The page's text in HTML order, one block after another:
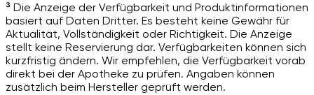
³ Die Anzeige der Verfügbarkeit und Produktinformationen
basiert auf Daten Dritter. Es besteht keine Gewähr für
Aktualität, Vollständigkeit oder Richtigkeit. Die Anzeige
stellt keine Reservierung dar. Verfügbarkeiten können sich
kurzfristig ändern. Wir empfehlen, die Verfügbarkeit vorab
direkt bei der Apotheke zu prüfen. Angaben können
zusätzlich beim Hersteller geprüft werden.